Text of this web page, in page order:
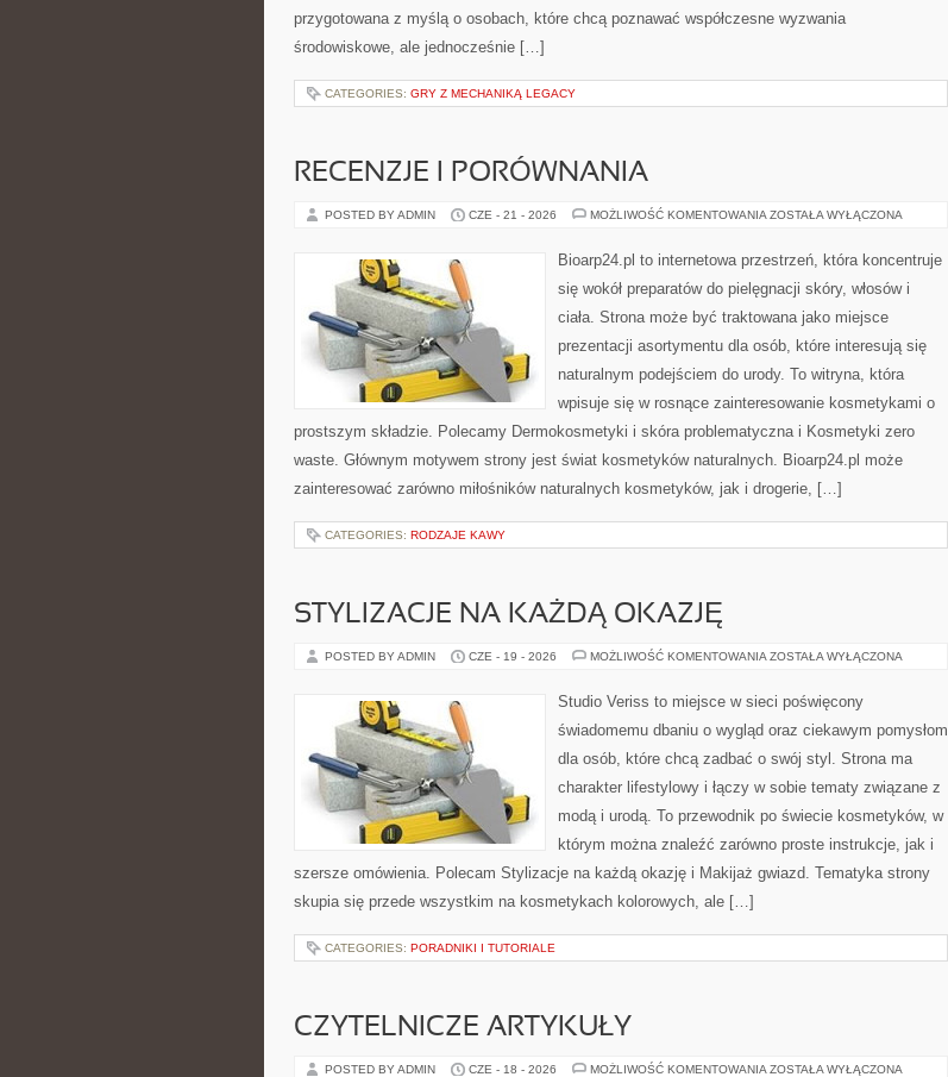
przygotowana z myślą o osobach, które chcą poznawać współczesne wyzwania
środowiskowe, ale jednocześnie […]
CATEGORIES: GRY Z MECHANIKĄ LEGACY
RECENZJE I PORÓWNANIA
POSTED BY ADMIN CZE - 21 - 2026 MOŻLIWOŚĆ KOMENTOWANIA RECENZJE
ZOSTAŁA WYŁĄCZONA
Bioarp24.pl to internetowa przestrzeń, która koncentruje
się wokół preparatów do pielęgnacji skóry, włosów i
ciała. Strona może być traktowana jako miejsce
prezentacji asortymentu dla osób, które interesują się
naturalnym podejściem do urody. To witryna, która
wpisuje się w rosnące zainteresowanie kosmetykami o
prostszym składzie. Polecamy Dermokosmetyki i skóra problematyczna i Kosmetyki zero
waste. Głównym motywem strony jest świat kosmetyków naturalnych. Bioarp24.pl może
zainteresować zarówno miłośników naturalnych kosmetyków, jak i drogerie, […]
CATEGORIES: RODZAJE KAWY
STYLIZACJE NA KAŻDĄ OKAZJĘ
POSTED BY ADMIN CZE - 19 - 2026 MOŻLIWOŚĆ KOMENTOWANIA STYLIZACJE
OKAZJĘ
ZOSTAŁA WYŁĄCZONA
Studio Veriss to miejsce w sieci poświęcony
świadomemu dbaniu o wygląd oraz ciekawym pomysłom
dla osób, które chcą zadbać o swój styl. Strona ma
charakter lifestylowy i łączy w sobie tematy związane z
modą i urodą. To przewodnik po świecie kosmetyków, w
którym można znaleźć zarówno proste instrukcje, jak i
szersze omówienia. Polecam Stylizacje na każdą okazję i Makijaż gwiazd. Tematyka strony
skupia się przede wszystkim na kosmetykach kolorowych, ale […]
CATEGORIES: PORADNIKI I TUTORIALE
CZYTELNICZE ARTYKUŁY
POSTED BY ADMIN CZE - 18 - 2026 MOŻLIWOŚĆ KOMENTOWANIA CZYTELNICZE
ZOSTAŁA WYŁĄCZONA